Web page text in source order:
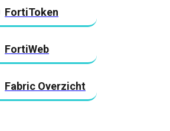
FortiToken
FortiWeb
Fabric Overzicht